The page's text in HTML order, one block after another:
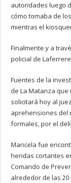
autoridades luego
cómo tomaba de
mientras el
Finalmente y a
policial de
Fuentes de la
de La Matanza que
solicitará hoy al
aprehensiones del
formales, por el
Maricela fue
heridas cortantes
Comando de
alrededor de las